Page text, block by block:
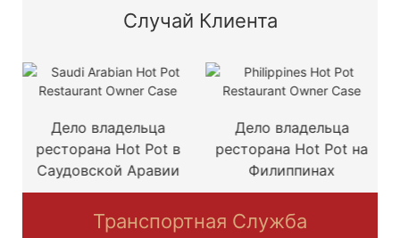
Случай Клиента
Дело владельца
ресторана Hot Pot в
Саудовской Аравии
Дело владельца
ресторана Hot Pot на
Филиппинах
Транспортная Служба